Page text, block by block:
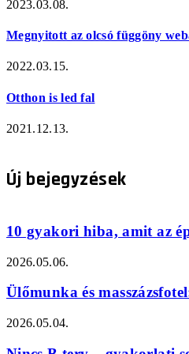
2023.03.08.
Megnyitott az olcsó függöny
2022.03.15.
Otthon is led fal
2021.12.13.
Új bejegyzések
10 gyakori hiba, amit az
2026.05.06.
Ülőmunka és
2026.05.04.